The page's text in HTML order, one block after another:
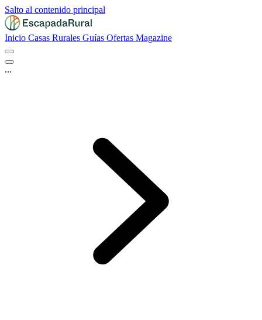
Salto al contenido principal
Inicio Casas Rurales Guías Ofertas Magazine
...